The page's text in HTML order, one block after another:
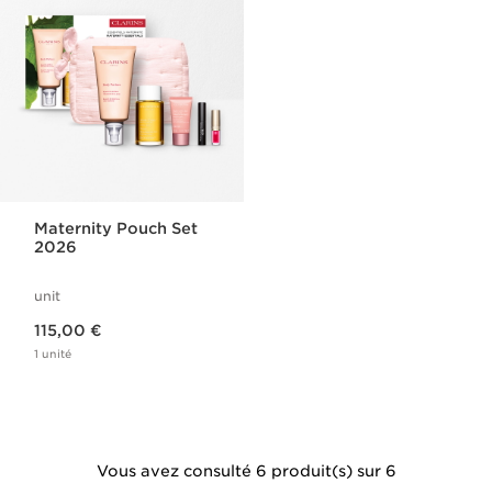
Maternity Pouch Set
2026
unit
115,00 €
1 unité
Vous avez consulté 6 produit(s) sur 6